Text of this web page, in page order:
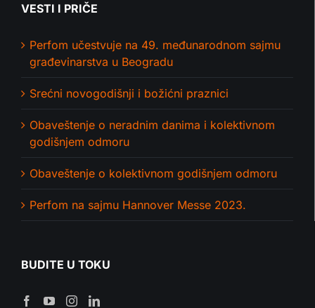
VESTI I PRIČE
Perfom učestvuje na 49. međunarodnom sajmu
građevinarstva u Beogradu
Srećni novogodišnji i božićni praznici
Obaveštenje o neradnim danima i kolektivnom
godišnjem odmoru
Obaveštenje o kolektivnom godišnjem odmoru
Perfom na sajmu Hannover Messe 2023.
BUDITE U TOKU